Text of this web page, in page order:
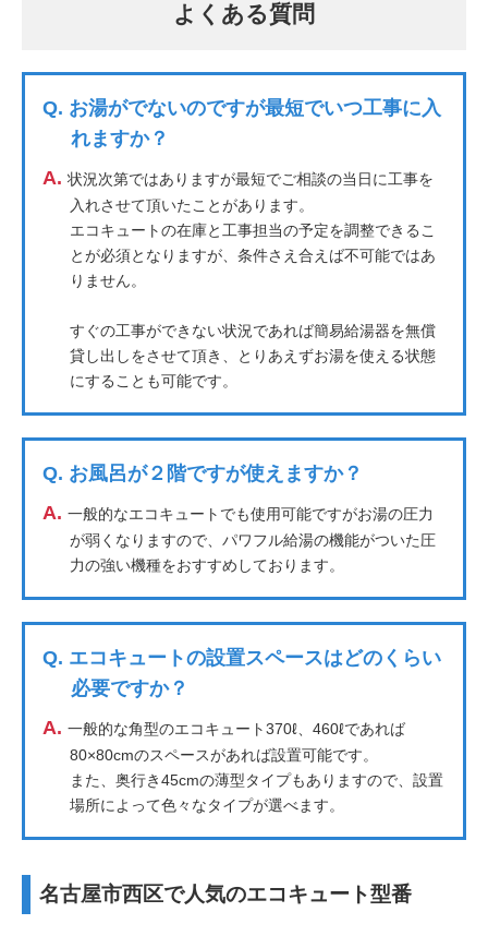
よくある質問
Q. お湯がでないのですが最短でいつ工事に入
れますか？
A. 状況次第ではありますが最短でご相談の当日に工事を
入れさせて頂いたことがあります。
エコキュートの在庫と工事担当の予定を調整できるこ
とが必須となりますが、条件さえ合えば不可能ではあ
りません。
すぐの工事ができない状況であれば簡易給湯器を無償
貸し出しをさせて頂き、とりあえずお湯を使える状態
にすることも可能です。
Q. お風呂が２階ですが使えますか？
A. 一般的なエコキュートでも使用可能ですがお湯の圧力
が弱くなりますので、パワフル給湯の機能がついた圧
力の強い機種をおすすめしております。
Q. エコキュートの設置スペースはどのくらい
必要ですか？
A. 一般的な角型のエコキュート370ℓ、460ℓであれば
80×80cmのスペースがあれば設置可能です。
また、奥行き45cmの薄型タイプもありますので、設置
場所によって色々なタイプが選べます。
名古屋市西区で人気のエコキュート型番